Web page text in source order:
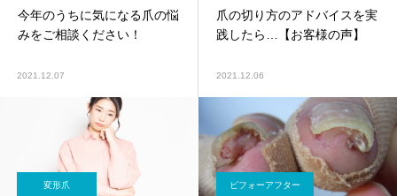
今年のうちに気になる爪の悩
みをご相談ください！
2021.12.07
爪の切り方のアドバイスを実
践したら…【お客様の声】
2021.12.06
変形爪 ビフォーアフター